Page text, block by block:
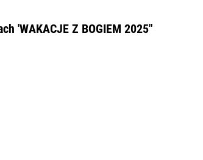
'WAKACJE Z BOGIEM 2025″